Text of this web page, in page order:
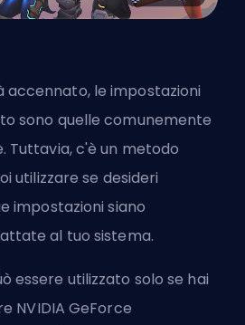
accennato, le impostazioni
sono quelle comunemente
Tuttavia, c'è un metodo
utilizzare se desideri
impostazioni siano
al tuo sistema.
essere utilizzato solo se hai
NVIDIA GeForce